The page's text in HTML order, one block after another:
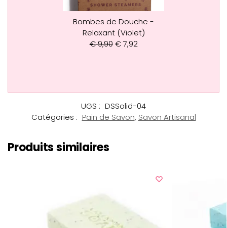
Bombes de Douche -
Relaxant (Violet)
€9,90 €7,92
UGS : DSSolid-04
Catégories : Pain de Savon, Savon Artisanal
Produits similaires